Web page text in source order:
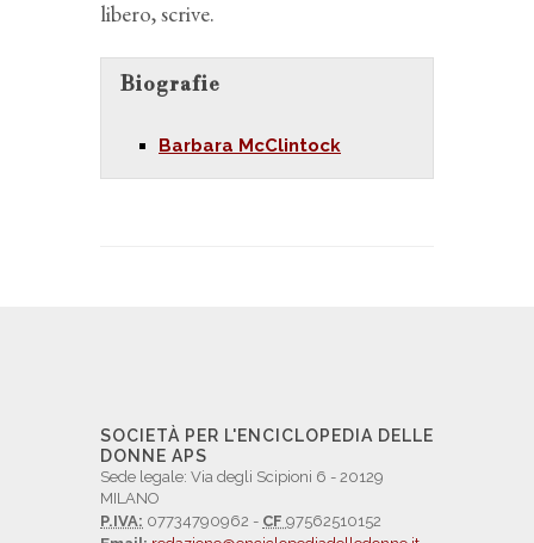
libero, scrive.
Biografie
Barbara McClintock
SOCIETÀ PER L'ENCICLOPEDIA DELLE
DONNE APS
Sede legale: Via degli Scipioni 6 - 20129
MILANO
P.IVA: 07734790962 - CF 97562510152